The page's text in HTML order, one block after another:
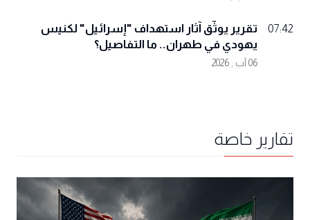
07:42
تقرير يوثّق آثار استهداف "إسرائيل" لكنيس
يهودي في طهران.. ما التفاصيل؟
06 آب , 2026
تقارير خاصة